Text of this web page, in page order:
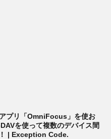
プリ「OmniFocus」を使お
を使って複数のデバイス間
| Exception Code.